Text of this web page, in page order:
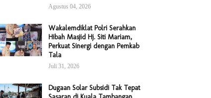
Agustus 04, 2026
Wakalemdiklat Polri Serahkan
Hibah Masjid Hj. Siti Mariam,
Perkuat Sinergi dengan Pemkab
Tala
Juli 31, 2026
Dugaan Solar Subsidi Tak Tepat